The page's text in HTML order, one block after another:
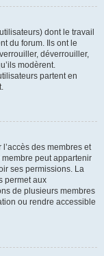
dont le travail
du forum. Ils ont le
déverrouiller,
modèrent.
partent en
des membres et
peut appartenir
ses permissions. La
permet aux
de plusieurs membres
ou rendre accessible